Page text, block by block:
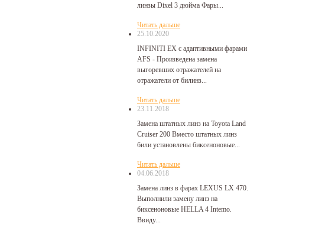
линзы Dixel 3 дюйма Фары...
Читать дальше
25.10.2020
INFINITI EX с адаптивными фарами
AFS - Произведена замена
выгоревших отражателей на
отражатели от билинз...
Читать дальше
23.11.2018
Замена штатных линз на Toyota Land
Cruiser 200 Вместо штатных линз
били установлены биксеноновые...
Читать дальше
04.06.2018
Замена линз в фарах LEXUS LX 470.
Выполнили замену линз на
биксеноновые HELLA 4 Intemo.
Ввиду...